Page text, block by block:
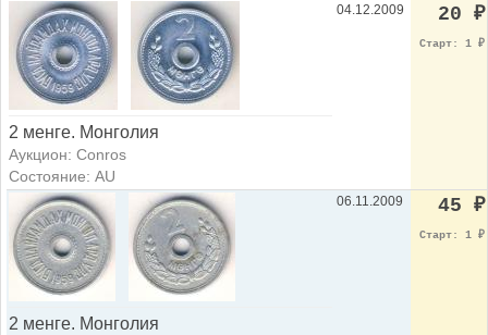
2 менге. Монголия
Аукцион: Conros
Состояние: AU
04.12.2009 20 ₽
Старт: 1 ₽
2 менге. Монголия
06.11.2009 45 ₽
Старт: 1 ₽